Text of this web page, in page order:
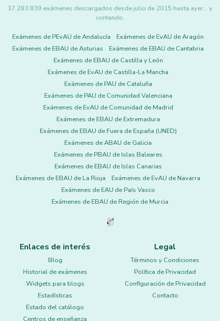
37.283.839 exámenes descargados desde julio de 2015 hasta ayer... y
contando.
Exámenes de PEvAU de Andalucía
Exámenes de EvAU de Aragón
Exámenes de EBAU de Asturias
Exámenes de EBAU de Cantabria
Exámenes de EBAU de Castilla y León
Exámenes de EvAU de Castilla-La Mancha
Exámenes de PAU de Cataluña
Exámenes de PAU de Comunidad Valenciana
Exámenes de EvAU de Comunidad de Madrid
Exámenes de EBAU de Extremadura
Exámenes de EBAU de Fuera de España (UNED)
Exámenes de ABAU de Galicia
Exámenes de PBAU de Islas Baleares
Exámenes de EBAU de Islas Canarias
Exámenes de EBAU de La Rioja
Exámenes de EvAU de Navarra
Exámenes de EAU de País Vasco
Exámenes de EBAU de Región de Murcia
Enlaces de interés
Blog
Historial de exámenes
Widgets para blogs
Estadísticas
Estado del catálogo
Centros de enseñanza
Legal
Términos y Condiciones
Política de Privacidad
Configuración de Privacidad
Contacto